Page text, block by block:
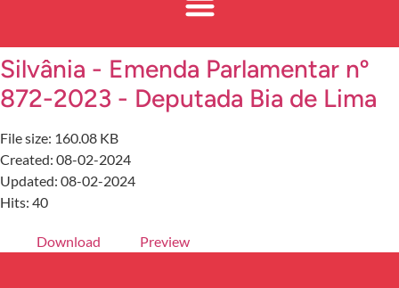
Silvânia - Emenda Parlamentar nº
872-2023 - Deputada Bia de Lima
File size: 160.08 KB
Created: 08-02-2024
Updated: 08-02-2024
Hits: 40
Download Preview